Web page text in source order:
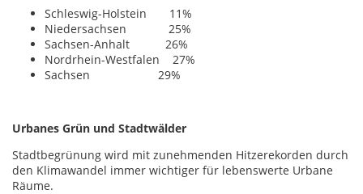
Schleswig-Holstein 11%
Niedersachsen 25%
Sachsen-Anhalt 26%
Nordrhein-Westfalen 27%
Sachsen 29%
Urbanes Grün und Stadtwälder
Stadtbegrünung wird mit zunehmenden Hitzerekorden durch
den Klimawandel immer wichtiger für lebenswerte Urbane
Räume.